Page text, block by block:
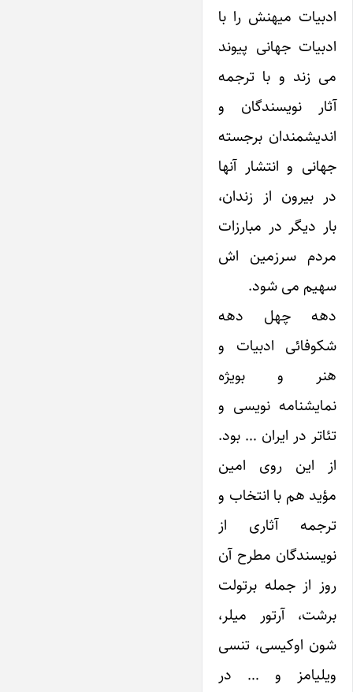
ادبیات میهنش را با
ادبیات جهانی پیوند
می زند و با ترجمه
آثار نویسندگان و
اندیشمندان برجسته
جهانی و انتشار آنها
در بیرون از زندان،
بار دیگر در مبارزات
مردم سرزمین اش
سهیم می شود.
دهه چهل دهه
شکوفائی ادبیات و
هنر و بویژه
نمایشنامه نویسی و
تئاتر در ایران … بود.
از این روی امین
مؤید هم با انتخاب و
ترجمه آثاری از
نویسندگان مطرح آن
روز از جمله برتولت
برشت، آرتور میلر،
شون اوکیسی، تنسی
ویلیامز و … در